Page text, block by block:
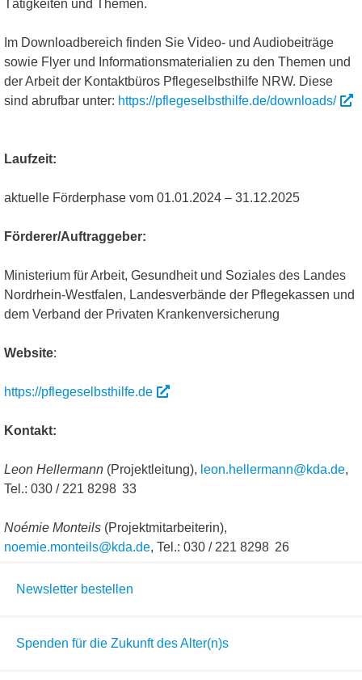
Tätigkeiten und Themen.
Im Downloadbereich finden Sie Video- und Audiobeiträge
sowie Flyer und Informationsmaterialien zu den Themen und
der Arbeit der Kontaktbüros Pflegeselbsthilfe NRW. Diese
sind abrufbar unter: https://pflegeselbsthilfe.de/downloads/
Laufzeit:
aktuelle Förderphase vom 01.01.2024 – 31.12.2025
Förderer/Auftraggeber:
Ministerium für Arbeit, Gesundheit und Soziales des Landes
Nordrhein-Westfalen, Landesverbände der Pflegekassen und
dem Verband der Privaten Krankenversicherung
Website:
https://pflegeselbsthilfe.de
Kontakt:
Leon Hellermann (Projektleitung), leon.hellermann@kda.de,
Tel.: 030 / 221 8298 33
Noémie Monteils (Projektmitarbeiterin),
noemie.monteils@kda.de, Tel.: 030 / 221 8298 26
Newsletter bestellen
Spenden für die Zukunft des Alter(n)s